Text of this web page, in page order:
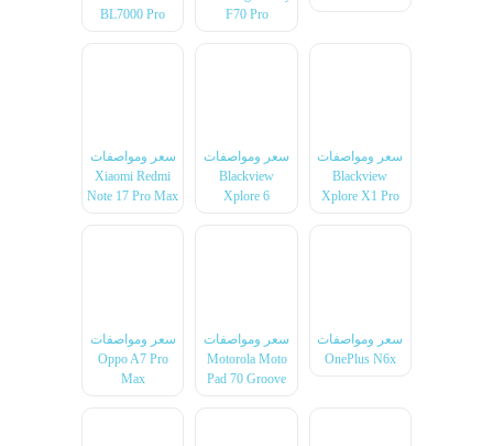
F70 Pro
BL7000 Pro
سعر ومواصفات
Blackview
Xplore X1 Pro
سعر ومواصفات
Blackview
Xplore 6
سعر ومواصفات
Xiaomi Redmi
Note 17 Pro Max
سعر ومواصفات
OnePlus N6x
سعر ومواصفات
Motorola Moto
Pad 70 Groove
سعر ومواصفات
Oppo A7 Pro
Max